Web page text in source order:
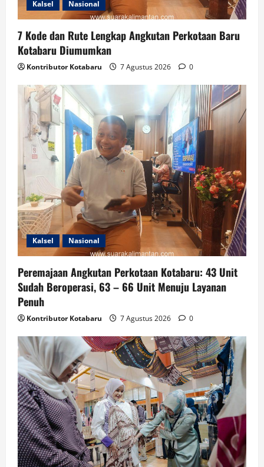
Kalsel Nasional
7 Kode dan Rute Lengkap Angkutan Perkotaan Baru
Kotabaru Diumumkan
Kontributor Kotabaru 7 Agustus 2026 0
Kalsel Nasional
Peremajaan Angkutan Perkotaan Kotabaru: 43 Unit
Sudah Beroperasi, 63 – 66 Unit Menuju Layanan
Penuh
Kontributor Kotabaru 7 Agustus 2026 0